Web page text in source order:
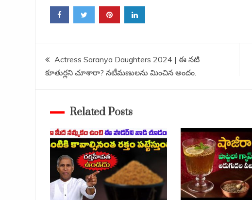
Post
navigation
Actress Saranya Daughters 2024 | ఈ నటి
కూతుర్లని చూశారా? నటీమణులను మించిన అందం.
Related Posts